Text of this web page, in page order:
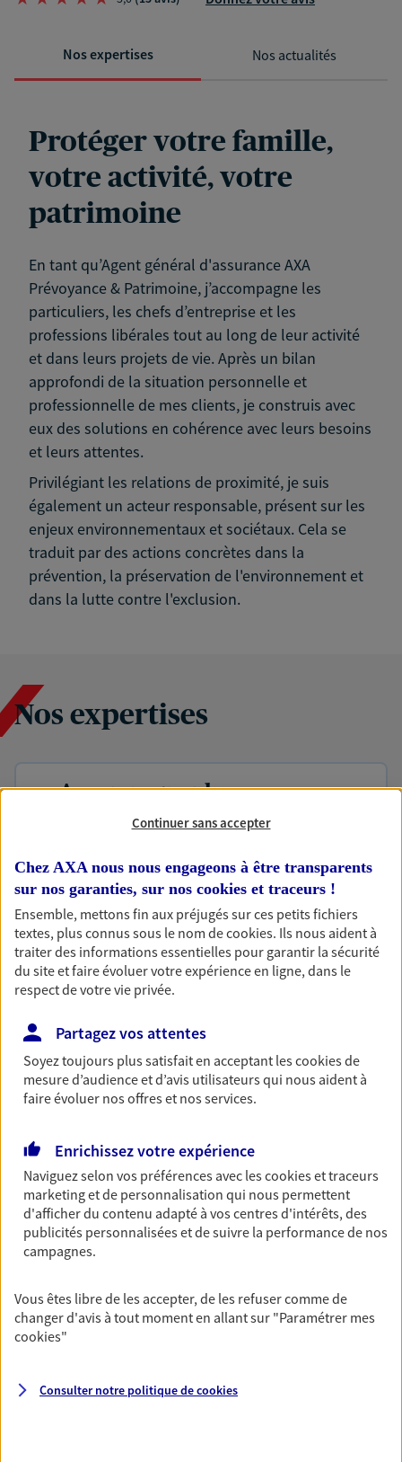
Nos expertises Nos actualités
Protéger votre famille,
votre activité, votre
patrimoine
En tant qu’Agent général d'assurance AXA
Prévoyance & Patrimoine, j’accompagne les
particuliers, les chefs d’entreprise et les
professions libérales tout au long de leur activité
et dans leurs projets de vie. Après un bilan
approfondi de la situation personnelle et
professionnelle de mes clients, je construis avec
eux des solutions en cohérence avec leurs besoins
et leurs attentes.
Privilégiant les relations de proximité, je suis
également un acteur responsable, présent sur les
enjeux environnementaux et sociétaux. Cela se
traduit par des actions concrètes dans la
prévention, la préservation de l'environnement et
dans la lutte contre l'exclusion.
Nos expertises
Accompagner les
professionnels et les
Comme vous, nous sommes des indépendants. Nous
bâtissons ensemble des solutions cohérentes pour
protéger votre activité, vos collaborateurs... mais aussi
vous-même et votre famille.
Accompagner vos projets de
vie
Achat immobilier, installation, départ à la retraite…
Autant de moments de vie qui nécessitent des solutions
d'assurance et d'épargne. Recevez un conseil d'expert
Vous aider à constituer une
épargne
De nombreuses solutions s'offrent à vous pour faire
fructifier votre épargne. Laquelle correspond à vos
Assurance vie, PER, Livret… Faisons le point ensemble !
Continuer sans accepter
Chez AXA nous nous engageons à être transparents
sur nos garanties, sur nos cookies et traceurs !
Ensemble, mettons fin aux préjugés sur ces petits fichiers
textes, plus connus sous le nom decookies. Ils nous aident à
traiter des informations essentielles pour garantir la sécurité
du site et faire évoluer votre expérience en ligne, dans le
respect de votre vie privée.
Partagez vos attentes
Soyez toujours plus satisfait en acceptant lescookiesde
mesure d’audience et d’avis utilisateurs qui nous aident à
faire évoluer nos offres et nos services.
Enrichissez votre expérience
Naviguez selon vos préférences avec lescookies et traceurs
marketing et de personnalisation qui nous permettent
d'afficher du contenu adapté à vos centres d'intérêts, des
publicités personnalisées et de suivre la performance de nos
campagnes.
Vous êtes libre de les accepter, de les refuser comme de
changer d'avis à tout moment en allant sur "Paramétrer mes
cookies"
Consulter notre politique decookies